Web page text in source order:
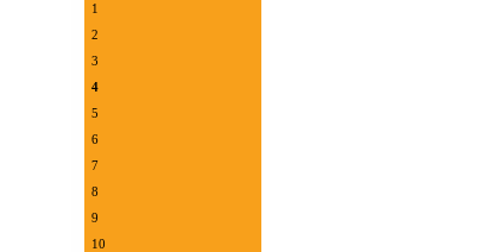
1
2
3
4
5
6
7
8
9
10